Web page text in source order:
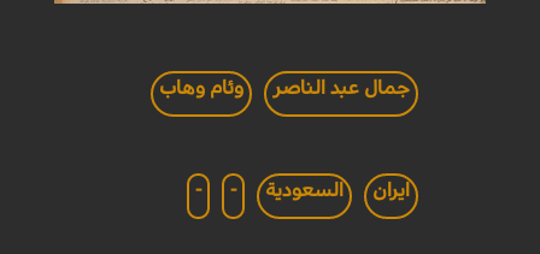
جمال عبد الناصر وئام وهاب
ايران السعودية -
-